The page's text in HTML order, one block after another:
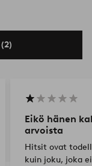
Eikö hänen
arvoista
Hitsit ovat
kuin joku, joka